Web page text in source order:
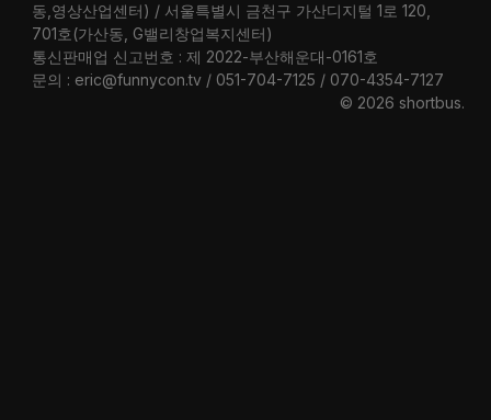
동,영상산업센터) / 서울특별시 금천구 가산디지털 1로 120,
701호(가산동, G밸리창업복지센터)
통신판매업 신고번호 : 제 2022-부산해운대-0161호
문의 : eric@funnycon.tv / 051-704-7125 / 070-4354-7127
© 2026 shortbus.